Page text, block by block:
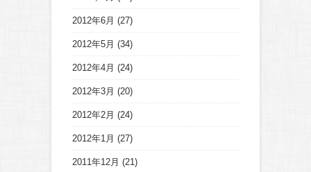
2012年6月 (27)
2012年5月 (34)
2012年4月 (24)
2012年3月 (20)
2012年2月 (24)
2012年1月 (27)
2011年12月 (21)